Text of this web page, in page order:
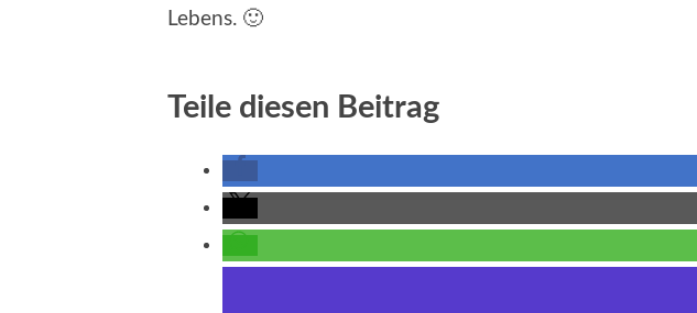
Lebens. 🙂
Teile diesen Beitrag